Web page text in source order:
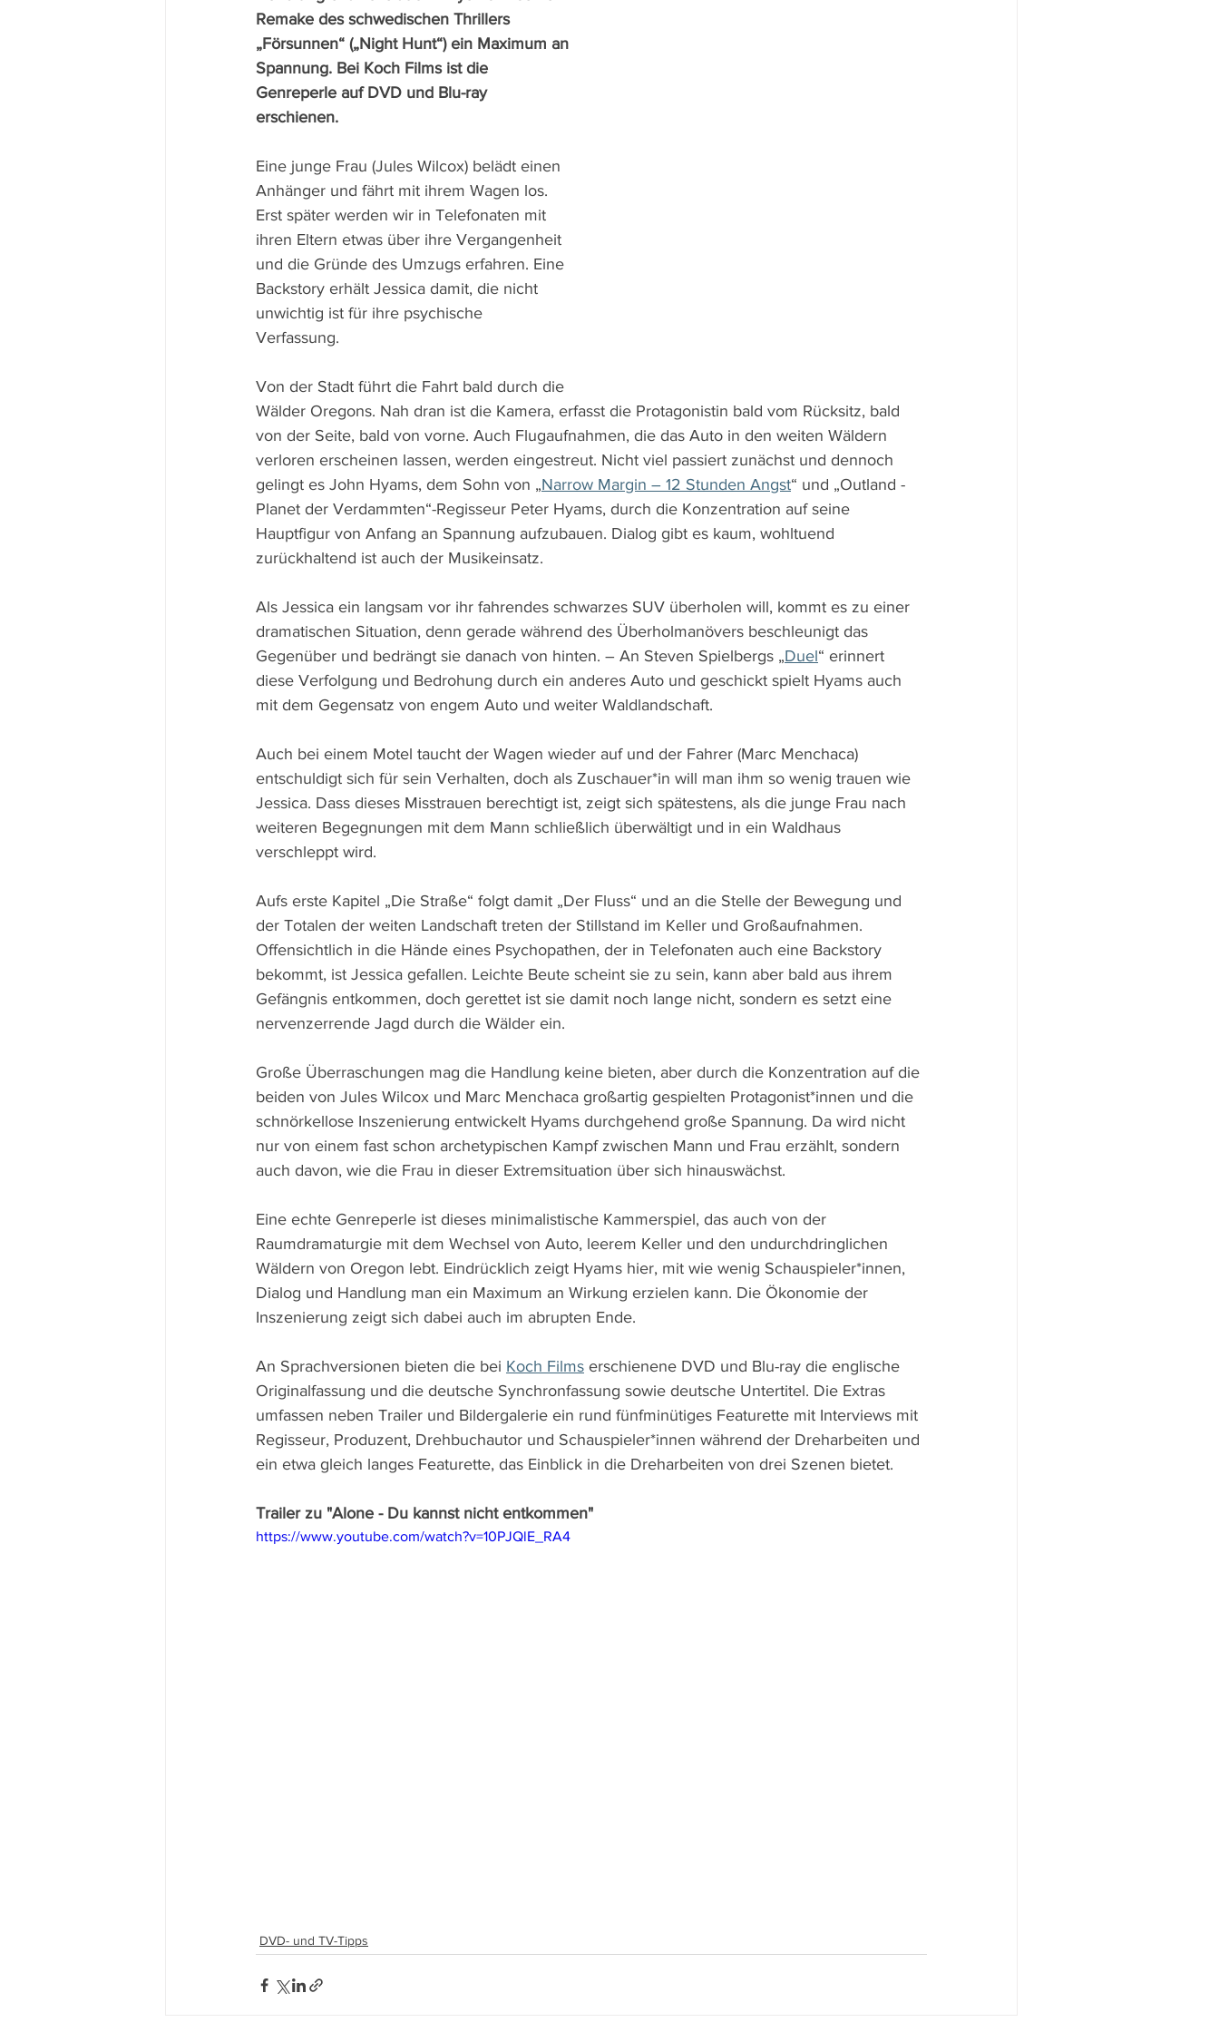
Remake des schwedischen Thrillers
„Försunnen“ („Night Hunt“) ein Maximum an
Spannung. Bei Koch Films ist die
Genreperle auf DVD und Blu-ray
erschienen.
Eine junge Frau (Jules Wilcox) belädt einen
Anhänger und fährt mit ihrem Wagen los.
Erst später werden wir in Telefonaten mit
ihren Eltern etwas über ihre Vergangenheit
und die Gründe des Umzugs erfahren. Eine
Backstory erhält Jessica damit, die nicht
unwichtig ist für ihre psychische
Verfassung.
Von der Stadt führt die Fahrt bald durch die
Wälder Oregons. Nah dran ist die Kamera, erfasst die Protagonistin bald vom Rücksitz, bald
von der Seite, bald von vorne. Auch Flugaufnahmen, die das Auto in den weiten Wäldern
verloren erscheinen lassen, werden eingestreut. Nicht viel passiert zunächst und dennoch
gelingt es John Hyams, dem Sohn von „Narrow Margin – 12 Stunden Angst“ und „Outland -
Planet der Verdammten“-Regisseur Peter Hyams, durch die Konzentration auf seine
Hauptfigur von Anfang an Spannung aufzubauen. Dialog gibt es kaum, wohltuend
zurückhaltend ist auch der Musikeinsatz.
Als Jessica ein langsam vor ihr fahrendes schwarzes SUV überholen will, kommt es zu einer
dramatischen Situation, denn gerade während des Überholmanövers beschleunigt das
Gegenüber und bedrängt sie danach von hinten. – An Steven Spielbergs „Duel“ erinnert
diese Verfolgung und Bedrohung durch ein anderes Auto und geschickt spielt Hyams auch
mit dem Gegensatz von engem Auto und weiter Waldlandschaft.
Auch bei einem Motel taucht der Wagen wieder auf und der Fahrer (Marc Menchaca)
entschuldigt sich für sein Verhalten, doch als Zuschauer*in will man ihm so wenig trauen wie
Jessica. Dass dieses Misstrauen berechtigt ist, zeigt sich spätestens, als die junge Frau nach
weiteren Begegnungen mit dem Mann schließlich überwältigt und in ein Waldhaus
verschleppt wird.
Aufs erste Kapitel „Die Straße“ folgt damit „Der Fluss“ und an die Stelle der Bewegung und
der Totalen der weiten Landschaft treten der Stillstand im Keller und Großaufnahmen.
Offensichtlich in die Hände eines Psychopathen, der in Telefonaten auch eine Backstory
bekommt, ist Jessica gefallen. Leichte Beute scheint sie zu sein, kann aber bald aus ihrem
Gefängnis entkommen, doch gerettet ist sie damit noch lange nicht, sondern es setzt eine
nervenzerrende Jagd durch die Wälder ein.
Große Überraschungen mag die Handlung keine bieten, aber durch die Konzentration auf die
beiden von Jules Wilcox und Marc Menchaca großartig gespielten Protagonist*innen und die
schnörkellose Inszenierung entwickelt Hyams durchgehend große Spannung. Da wird nicht
nur von einem fast schon archetypischen Kampf zwischen Mann und Frau erzählt, sondern
auch davon, wie die Frau in dieser Extremsituation über sich hinauswächst.
Eine echte Genreperle ist dieses minimalistische Kammerspiel, das auch von der
Raumdramaturgie mit dem Wechsel von Auto, leerem Keller und den undurchdringlichen
Wäldern von Oregon lebt. Eindrücklich zeigt Hyams hier, mit wie wenig Schauspieler*innen,
Dialog und Handlung man ein Maximum an Wirkung erzielen kann. Die Ökonomie der
Inszenierung zeigt sich dabei auch im abrupten Ende.
An Sprachversionen bieten die bei Koch Films erschienene DVD und Blu-ray die englische
Originalfassung und die deutsche Synchronfassung sowie deutsche Untertitel. Die Extras
umfassen neben Trailer und Bildergalerie ein rund fünfminütiges Featurette mit Interviews mit
Regisseur, Produzent, Drehbuchautor und Schauspieler*innen während der Dreharbeiten und
ein etwa gleich langes Featurette, das Einblick in die Dreharbeiten von drei Szenen bietet.
Trailer zu "Alone - Du kannst nicht entkommen"
https://www.youtube.com/watch?v=10PJQlE_RA4
DVD- und TV-Tipps